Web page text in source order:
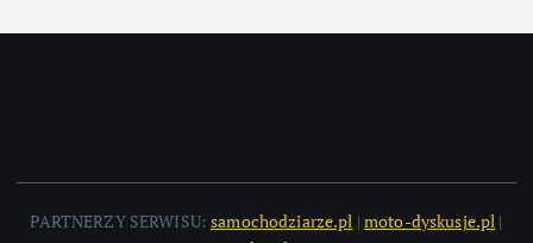
PARTNERZY SERWISU:samochodziarze.pl | moto-dyskusje.pl |